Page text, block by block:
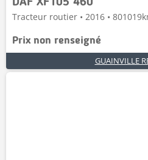
DAF XF105 460
Tracteur routier • 2016 •
Prix non renseigné
GUAINVILLE